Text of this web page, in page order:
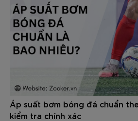
Áp suất bơm bóng đá chuẩn
kiểm tra chính xác